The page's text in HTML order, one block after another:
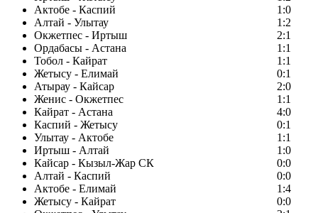
Актобе - Каспий
1:0
Алтай - Улытау
1:2
Окжетпес - Иртыш
2:1
Ордабасы - Астана
1:1
Тобол - Кайрат
1:1
Жетысу - Елимай
0:1
Атырау - Кайсар
2:0
Женис - Окжетпес
1:1
Кайрат - Астана
4:0
Каспий - Жетысу
0:1
Улытау - Актобе
1:1
Иртыш - Алтай
1:0
Кайсар - Кызыл-Жар СК
0:0
Алтай - Каспий
0:0
Актобе - Елимай
1:4
Жетысу - Кайрат
0:0